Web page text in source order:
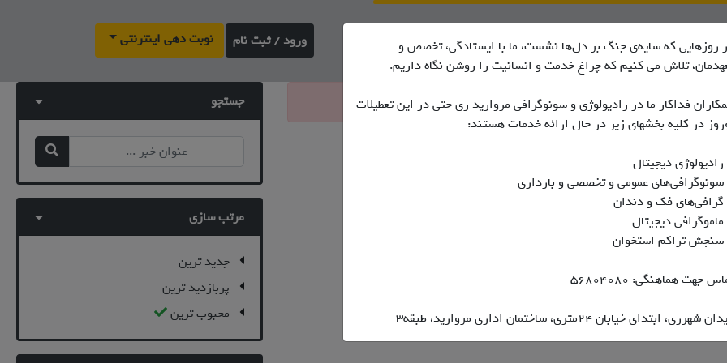
روزهایی که سایه‌ی جنگ بر دل‌ها نشست، ما با ایستادگی، تخصص و
تلاش می کنیم که چراغ خدمت و انسانیت را روشن نگاه داریم.
فداکار ما در رادیولوژی و سونوگرافی مروارید ری حتی در این تعطیلات
در کلیه بخشهای زیر در حال ارائه خدمات هستند:
دیجیتال
عمومی و تخصصی و بارداری
فک و دندان
دیجیتال
تراکم استخوان
جهت هماهنگی: ۵۶۸۰۴۰۸۰
شهرری، ابتدای خیابان ۲۴متری، ساختمان اداری مروارید، طبقه۳
نوبت دهی اینترنتی با ما درباره ما ورود / ثبت نام
موجود نمی باشد جستجو
مرتب سازی
جدید ترین
پربازدید ترین
محبوب ترین